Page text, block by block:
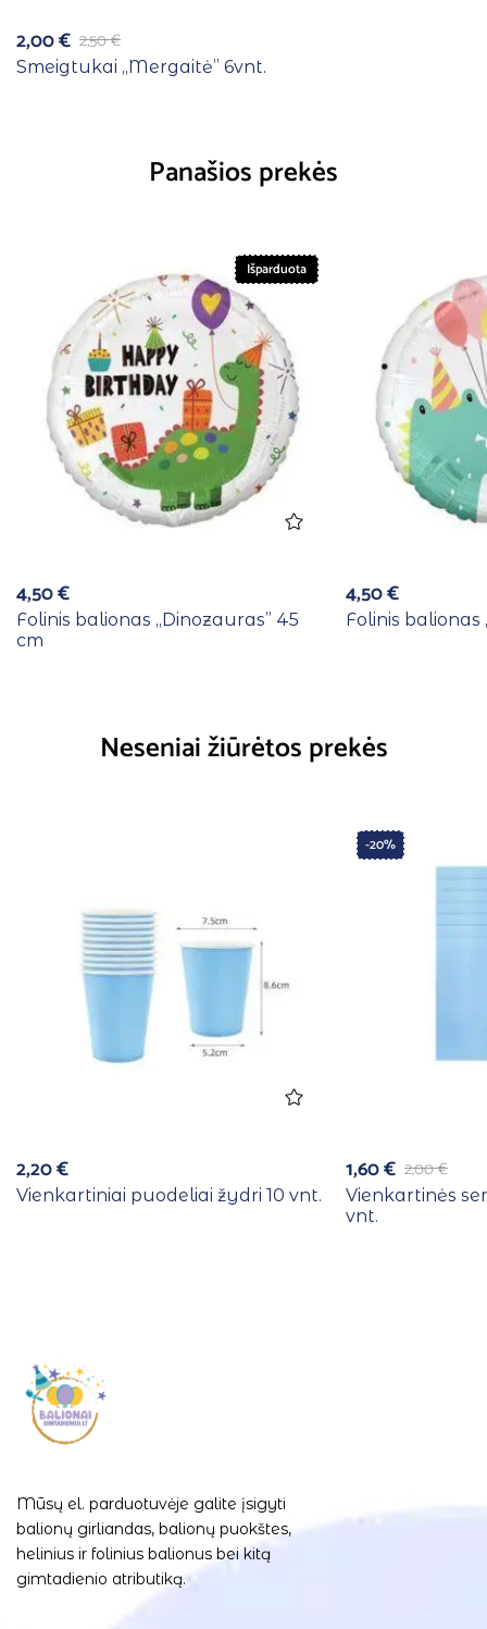
2,50€
2,00€
Smeigtukai ,,Mergaitė” 6vnt.
Panašios prekės
Išparduota
4,50€
Folinis balionas ,,Dinozauras” 45
cm
4,50€
Folinis balionas
Neseniai žiūrėtos prekės
2,20€
Vienkartiniai puodeliai žydri 10 vnt.
-20%
2,00€
1,60€
Vienkartinės
vnt.
Mūsų el. parduotuvėje galite įsigyti
balionų girliandas, balionų puokštes,
helinius ir folinius balionus bei kitą
gimtadienio atributiką.